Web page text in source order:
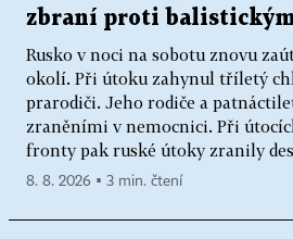
zbraní proti
Rusko v noci na sobotu znovu
okolí. Při útoku zahynul tříletý
prarodiči. Jeho rodiče a
zraněními v nemocnici. Při
fronty pak ruské útoky zranily
8. 8. 2026 ▪ 3 min. čtení